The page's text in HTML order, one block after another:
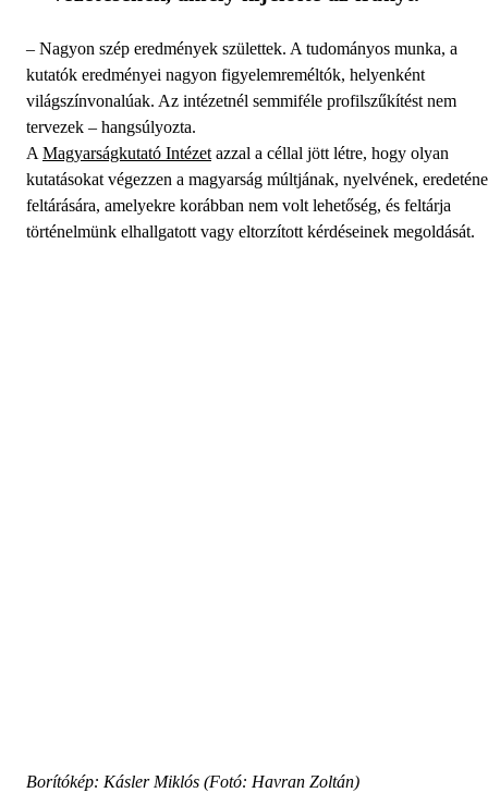
– Nagyon szép eredmények születtek. A tudományos munka, a
kutatók eredményei nagyon figyelemreméltók, helyenként
világszínvonalúak. Az intézetnél semmiféle profilszűkítést nem
tervezek – hangsúlyozta.
A Magyarságkutató Intézet azzal a céllal jött létre, hogy olyan
kutatásokat végezzen a magyarság múltjának, nyelvének,
feltárására, amelyekre korábban nem volt lehetőség, és feltárja
történelmünk elhallgatott vagy eltorzított kérdéseinek megoldását.
Borítókép: Kásler Miklós (Fotó: Havran Zoltán)